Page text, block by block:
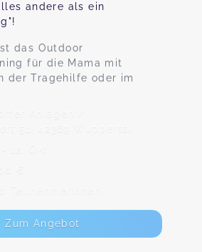
andere als ein
das Outdoor
für die Mama mit
der Tragehilfe oder im
Anlagen /
51, 42369 Wuppertal
12. Okt
€
TeilnehmerInnen
Zum Angebot